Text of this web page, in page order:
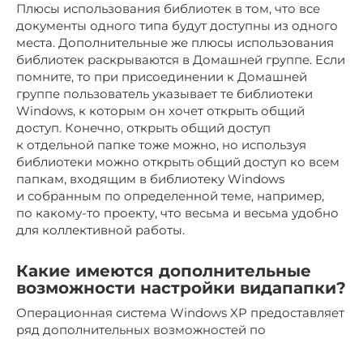
Плюсы использования библиотек в том, что все
документы одного типа будут доступны из одного
места. Дополнительные же плюсы использования
библиотек раскрываются в Домашней группе. Если
помните, то при присоединении к Домашней
группе пользователь указывает те библиотеки
Windows, к которым он хочет открыть общий
доступ. Конечно, открыть общий доступ
к отдельной папке тоже можно, но используя
библиотеки можно открыть общий доступ ко всем
папкам, входящим в библиотеку Windows
и собранным по определенной теме, например,
по какому-то проекту, что весьма и весьма удобно
для коллективной работы.
Какие имеются дополнительные
возможности настройки видапапки?
Операционная система Windows XP предоставляет
ряд дополнительных возможностей по